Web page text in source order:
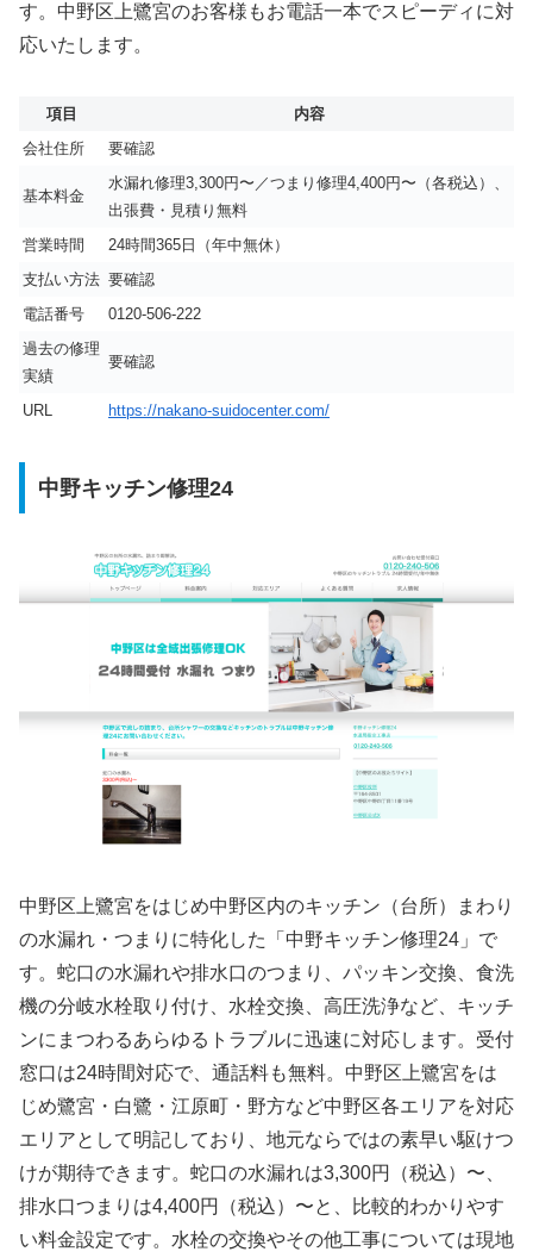
す。中野区上鷺宮のお客様もお電話一本でスピーディに対
応いたします。
項目
内容
会社住所
要確認
基本料金
水漏れ修理3,300円〜／つまり修理4,400円〜（各税込）、
出張費・見積り無料
営業時間
24時間365日（年中無休）
支払い方法 要確認
電話番号
0120-506-222
過去の修理
実績
要確認
URL https://nakano-suidocenter.com/
中野キッチン修理24
中野区上鷺宮をはじめ中野区内のキッチン（台所）まわり
の水漏れ・つまりに特化した「中野キッチン修理24」で
す。蛇口の水漏れや排水口のつまり、パッキン交換、食洗
機の分岐水栓取り付け、水栓交換、高圧洗浄など、キッチ
ンにまつわるあらゆるトラブルに迅速に対応します。受付
窓口は24時間対応で、通話料も無料。中野区上鷺宮をは
じめ鷺宮・白鷺・江原町・野方など中野区各エリアを対応
エリアとして明記しており、地元ならではの素早い駆けつ
けが期待できます。蛇口の水漏れは3,300円（税込）〜、
排水口つまりは4,400円（税込）〜と、比較的わかりやす
い料金設定です。水栓の交換やその他工事については現地